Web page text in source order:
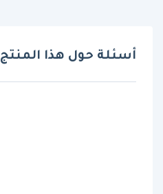
أسئلة حول هذا المنتج